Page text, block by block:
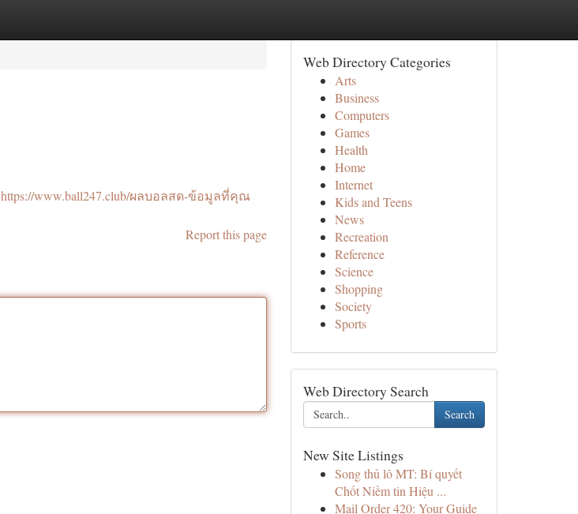
https://www.ball247.club/ผลบอลสด-ข้อมูลที่คุณ
Report this page
Web Directory Categories
Arts
Business
Computers
Games
Health
Home
Internet
Kids and Teens
News
Recreation
Reference
Science
Shopping
Society
Sports
Web Directory Search
Search
New Site Listings
Song thủ lô MT: Bí quyết
Chốt Niềm tin Hiệu ...
Mail Order 420: Your Guide